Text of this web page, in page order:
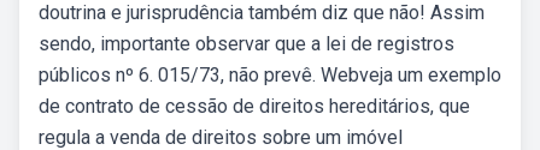
doutrina e jurisprudência também diz que não! Assim
sendo, importante observar que a lei de registros
públicos nº 6. 015/73, não prevê. Webveja um exemplo
de contrato de cessão de direitos hereditários, que
regula a venda de direitos sobre um imóvel